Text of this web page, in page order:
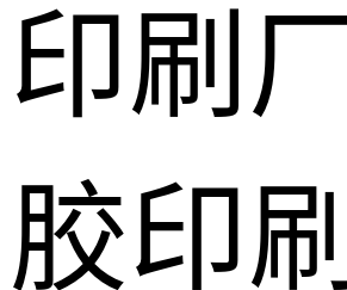
印刷
胶印